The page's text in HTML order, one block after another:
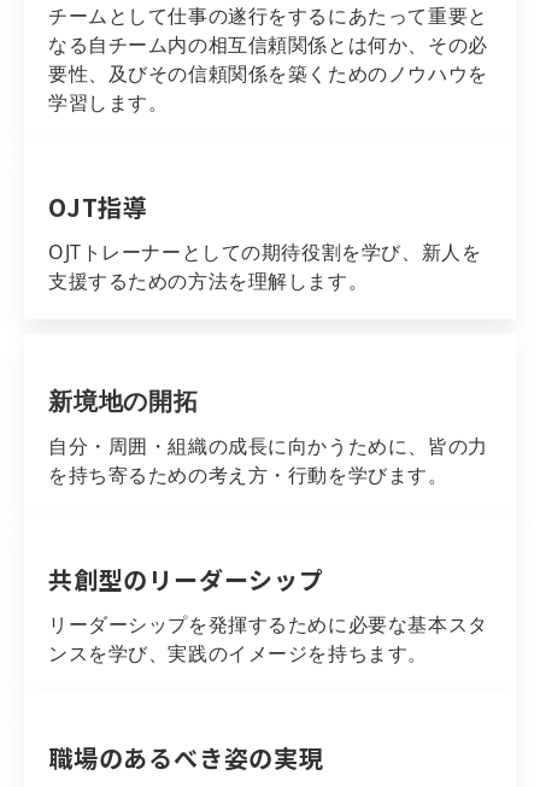
チームとして仕事の遂行をするにあたって重要と
なる自チーム内の相互信頼関係とは何か、その必
要性、及びその信頼関係を築くためのノウハウを
学習します。
OJT指導
OJTトレーナーとしての期待役割を学び、新人を
支援するための方法を理解します。
新境地の開拓
自分・周囲・組織の成長に向かうために、皆の力
を持ち寄るための考え方・行動を学びます。
共創型のリーダーシップ
リーダーシップを発揮するために必要な基本スタ
ンスを学び、実践のイメージを持ちます。
職場のあるべき姿の実現